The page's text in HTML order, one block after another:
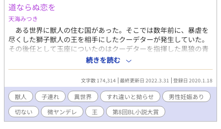
道ならぬ恋を
天海みつき
ある世界に獣人の住む国があった。そこでは数年前に、暴虐を
尽くした獅子獣人の王を相手にしたクーデターが発生していた。
その後任として玉座についたのはクーデターを指揮した黒狼の青
年。青年には恋人がいたが、恋人は裏切り者のスパイだった
――。 獣人の定義としては、人間にケモミミと尻尾がついた姿
としています。それぞれ元になる獣の特徴を併せ持ち、(ファンタ
ジーなので）男性妊娠あり。作者的に美味しいシチュエーション
を盛り込んでみました。 懲りずに新作を投稿してみますが、例
のごとく完結まで行けるかは未知数です。暇潰しにどうぞ。
続きを読む
文字数 174,314 最終更新日 2022.3.31 登録日 2020.1.18
獣人 子連れ 異世界 すれ違いと拗らせ
男性妊娠あり
切ない
微ヤンデレ 王 第8回BL小説大賞